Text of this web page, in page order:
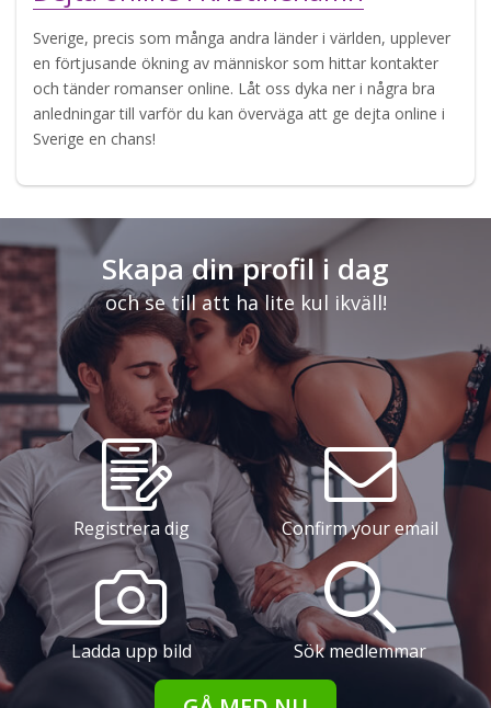
Sverige, precis som många andra länder i världen, upplever
en förtjusande ökning av människor som hittar kontakter
och tänder romanser online. Låt oss dyka ner i några bra
anledningar till varför du kan överväga att ge dejta online i
Sverige en chans!
Skapa din profil i dag
och se till att ha lite kul ikväll!
Registrera dig Confirm your email
Ladda upp bild Sök medlemmar